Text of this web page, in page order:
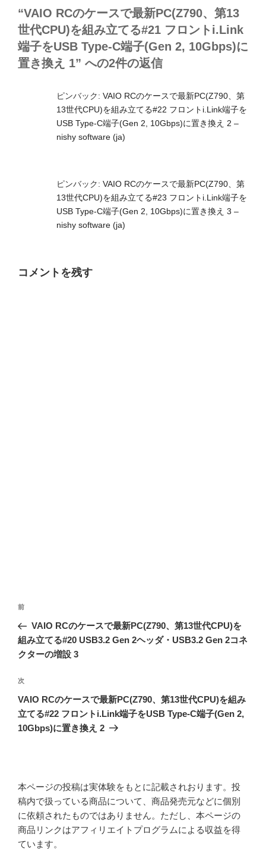
“VAIO RCのケースで最新PC(Z790、第13
世代CPU)を組み立てる#21 フロントi.Link
端子をUSB Type-C端子(Gen 2, 10Gbps)に
置き換え 1” への2件の返信
ピンバック: VAIO RCのケースで最新PC(Z790、第
13世代CPU)を組み立てる#22 フロントi.Link端子を
USB Type-C端子(Gen 2, 10Gbps)に置き換え 2 –
nishy software (ja)
ピンバック: VAIO RCのケースで最新PC(Z790、第
13世代CPU)を組み立てる#23 フロントi.Link端子を
USB Type-C端子(Gen 2, 10Gbps)に置き換え 3 –
nishy software (ja)
コメントを残す
投
ナ
ビ
ー
シ
ョ
ン
前
の
投
稿
前
VAIO RCのケースで最新PC(Z790、第13世代CPU)を
組み立てる#20 USB3.2 Gen 2ヘッダ・USB3.2 Gen 2コネ
クターの増設 3
次
の
投
稿
次
VAIO RCのケースで最新PC(Z790、第13世代CPU)を組み
立てる#22 フロントi.Link端子をUSB Type-C端子(Gen 2,
10Gbps)に置き換え 2
本ページの投稿は実体験をもとに記載されおります。投
稿内で扱っている商品について、商品発売元などに個別
に依頼されたものではありません。ただし、本ページの
商品リンクはアフィリエイトプログラムによる収益を得
ています。